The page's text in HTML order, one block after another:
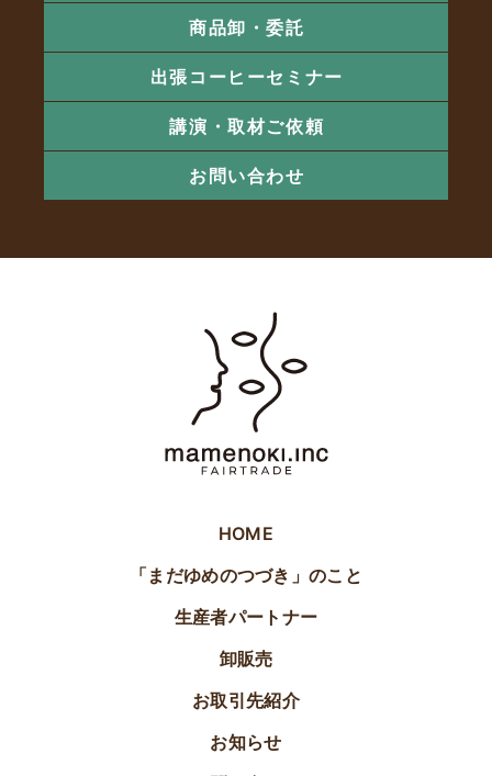
商品卸・委託
出張コーヒーセミナー
講演・取材ご依頼
お問い合わせ
HOME
「まだゆめのつづき」のこと
生産者パートナー
卸販売
お取引先紹介
お知らせ